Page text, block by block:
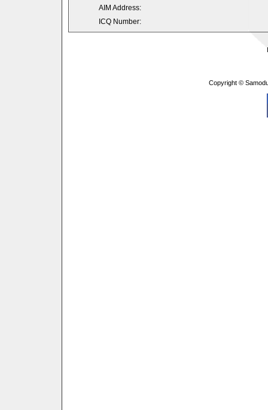
AIM Address:
ICQ Number:
Copyright ©